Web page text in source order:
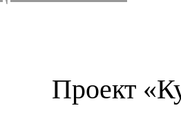
Проект